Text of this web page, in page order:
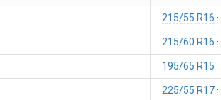
215/55 R16
215/60 R16
195/65 R15
225/55 R17